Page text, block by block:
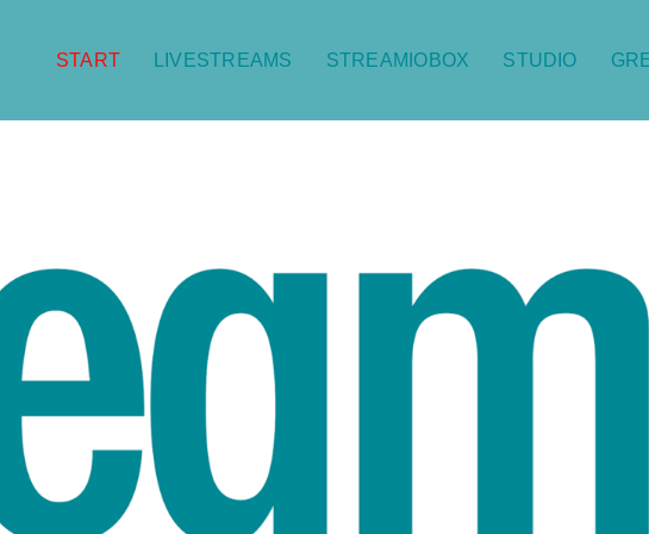
START LIVESTREAMS STREAMIOBOX STUDIO